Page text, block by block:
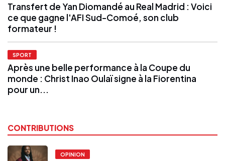
Transfert de Yan Diomandé au Real Madrid : Voici
ce que gagne l'AFI Sud-Comoé, son club
formateur !
SPORT
Après une belle performance à la Coupe du
monde : Christ Inao Oulaï signe à la Fiorentina
pour un...
CONTRIBUTIONS
OPINION